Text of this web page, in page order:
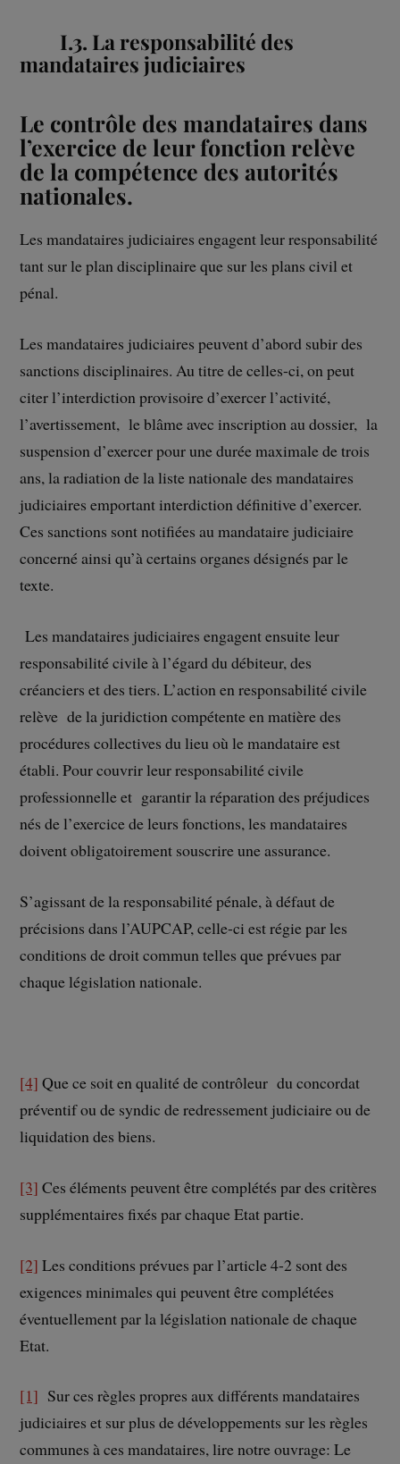
I.3. La responsabilité des
mandataires judiciaires
Le contrôle des mandataires dans
l’exercice de leur fonction relève
de la compétence des autorités
nationales.
Les mandataires judiciaires engagent leur responsabilité
tant sur le plan disciplinaire que sur les plans civil et
pénal.
Les mandataires judiciaires peuvent d’abord subir des
sanctions disciplinaires. Au titre de celles-ci, on peut
citer l’interdiction provisoire d’exercer l’activité,
l’avertissement, le blâme avec inscription au dossier, la
suspension d’exercer pour une durée maximale de trois
ans, la radiation de la liste nationale des mandataires
judiciaires emportant interdiction définitive d’exercer.
Ces sanctions sont notifiées au mandataire judiciaire
concerné ainsi qu’à certains organes désignés par le
texte.
Les mandataires judiciaires engagent ensuite leur
responsabilité civile à l’égard du débiteur, des
créanciers et des tiers. L’action en responsabilité civile
relève de la juridiction compétente en matière des
procédures collectives du lieu où le mandataire est
établi. Pour couvrir leur responsabilité civile
professionnelle et garantir la réparation des préjudices
nés de l’exercice de leurs fonctions, les mandataires
doivent obligatoirement souscrire une assurance.
S’agissant de la responsabilité pénale, à défaut de
précisions dans l’AUPCAP, celle-ci est régie par les
conditions de droit commun telles que prévues par
chaque législation nationale.
[4] Que ce soit en qualité de contrôleur du concordat
préventif ou de syndic de redressement judiciaire ou de
liquidation des biens.
[3] Ces éléments peuvent être complétés par des critères
supplémentaires fixés par chaque Etat partie.
[2] Les conditions prévues par l’article 4-2 sont des
exigences minimales qui peuvent être complétées
éventuellement par la législation nationale de chaque
Etat.
[1] Sur ces règles propres aux différents mandataires
judiciaires et sur plus de développements sur les règles
communes à ces mandataires, lire notre ouvrage: Le